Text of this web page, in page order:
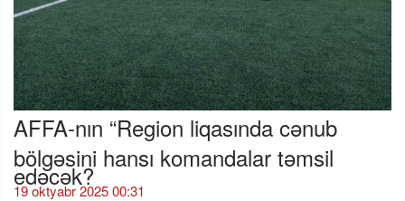
AFFA-nın “Region liqasında cənub
bölgəsini hansı komandalar təmsil
edəcək?
19 oktyabr 2025 00:31